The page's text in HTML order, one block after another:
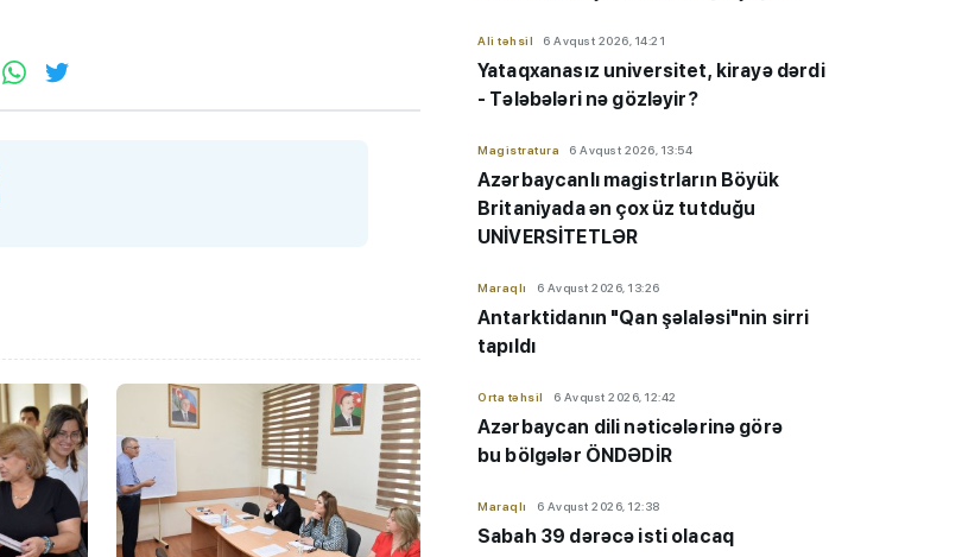
Ali təhsil 6 Avqust 2026, 14:21
Yataqxanasız universitet, kirayə dərdi
- Tələbələri nə gözləyir?
Magistratura 6 Avqust 2026, 13:54
Azərbaycanlı magistrların Böyük
Britaniyada ən çox üz tutduğu
UNİVERSİTETLƏR
Maraqlı 6 Avqust 2026, 13:26
Antarktidanın "Qan şəlaləsi"nin sirri
tapıldı
Orta təhsil 6 Avqust 2026, 12:42
Azərbaycan dili nəticələrinə görə
bu bölgələr ÖNDƏDİR
Maraqlı 6 Avqust 2026, 12:38
Sabah 39 dərəcə isti olacaq